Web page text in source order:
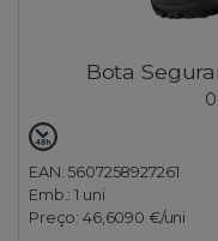
Bota
EAN: 5607258927261
Emb.:1 uni
Preço: 46,6090 €/uni